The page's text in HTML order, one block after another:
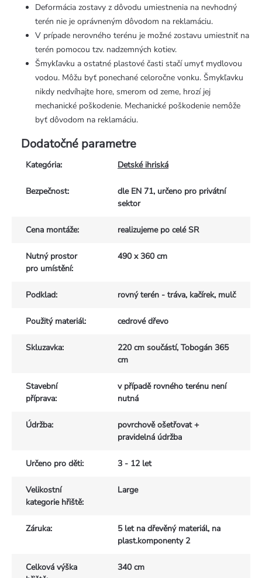
Deformácia zostavy z dôvodu umiestnenia na nevhodný
terén nie je oprávneným dôvodom na reklamáciu.
V prípade nerovného terénu je možné zostavu umiestniť na
terén pomocou tzv. nadzemných kotiev.
Šmykľavku a ostatné plastové časti stačí umyť mydlovou
vodou. Môžu byť ponechané celoročne vonku. Šmykľavku
nikdy nedvíhajte hore, smerom od zeme, hrozí jej
mechanické poškodenie. Mechanické poškodenie nemôže
byť dôvodom na reklamáciu.
Dodatočné parametre
Kategória: Detské ihriská
Bezpečnost:
dle EN 71, určeno pro privátní
sektor
Cena montáže: realizujeme po celé SR
Nutný prostor
pro umístění:
490 x 360 cm
Podklad: rovný terén - tráva, kačírek, mulč
Použitý materiál: cedrové dřevo
Skluzavka:
220 cm součástí, Tobogán 365
cm
Stavební
příprava:
v případě rovného terénu není
nutná
Údržba:
povrchově ošetřovat +
pravidelná údržba
Určeno pro děti: 3 - 12 let
Velikostní
kategorie hřiště:
Large
Záruka:
5 let na dřevěný materiál, na
plast.komponenty 2
Celková výška
340 cm